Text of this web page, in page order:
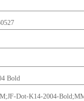
Bold
Dot-K14-2004-